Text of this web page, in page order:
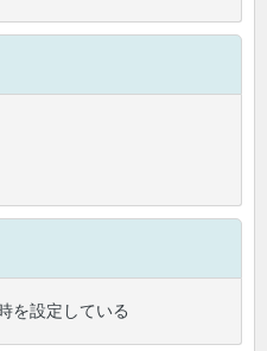
を設定している